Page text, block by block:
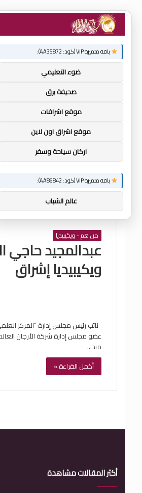
من هم - ويكيبيديا
‏عبدالمجيد
ويكيبيديا إشراق
نائب رئيس مجلس إدارة “المركز
عضو مجلس إدارة شركة الأرجان
منذ…
أكمل القراءة »
أكثر المقالات مشاهدة
توصيات :
باقة متميزة VIP (كود: AA35872):
ضوء التعليمي
صحيفة برق
موقع اشراقات
موقع اشراق اون لاين
اركان سياحة وسفر
باقة متميزة VIP (كود: AA86842):
عالم الشباب